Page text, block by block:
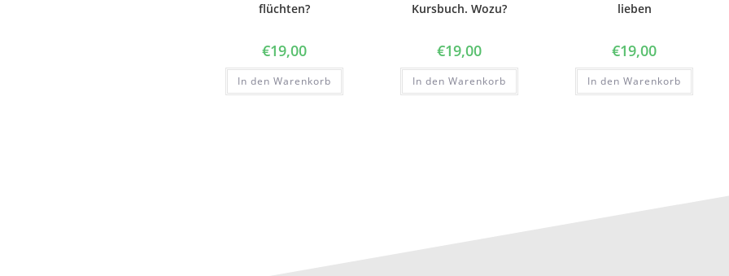
flüchten?
€19,00
In den Warenkorb
Kursbuch. Wozu?
€19,00
In den Warenkorb
lieben
€19,00
In den Warenkorb